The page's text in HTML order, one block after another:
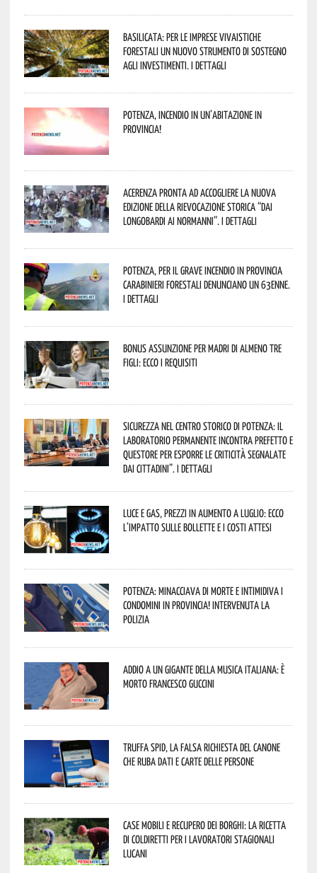
Basilicata: per le imprese vivaistiche
forestali un nuovo strumento di sostegno
agli investimenti. I dettagli
Potenza, incendio in un’abitazione in
provincia!
Acerenza pronta ad accogliere la nuova
edizione della rievocazione storica “Dai
Longobardi ai Normanni”. I dettagli
Potenza, per il grave incendio in Provincia
Carabinieri forestali denunciano un 63enne.
I dettagli
Bonus assunzione per madri di almeno tre
figli: ecco i requisiti
Sicurezza nel Centro Storico di Potenza: il
Laboratorio Permanente incontra Prefetto e
Questore per esporre le criticità segnalate
dai cittadini”. I dettagli
Luce e gas, prezzi in aumento a luglio: ecco
l’impatto sulle bollette e i costi attesi
Potenza: minacciava di morte e intimidiva i
condomini in provincia! Intervenuta la
Polizia
Addio a un gigante della musica italiana: è
morto Francesco Guccini
Truffa Spid, la falsa richiesta del canone
che ruba dati e carte delle persone
Case mobili e recupero dei borghi: la ricetta
di Coldiretti per i lavoratori stagionali
lucani